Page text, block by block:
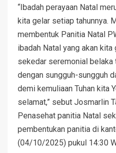
“Ibadah perayaan Natal
kita gelar setiap tahunnya.
membentuk Panitia Natal
ibadah Natal yang akan kita
sekedar seremonial belaka
dengan sungguh-sungguh
demi kemuliaan Tuhan kita
selamat,” sebut Josmarlin
Penasehat panitia Natal
pembentukan panitia di
(04/10/2025) pukul 14:30